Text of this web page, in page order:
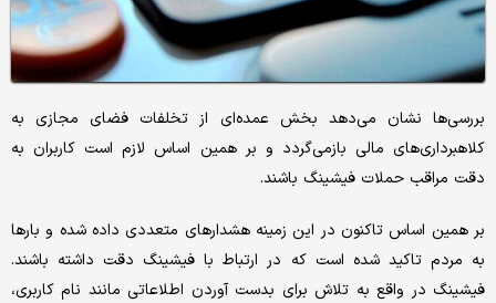
بررسی‌ها نشان می‌دهد بخش عمده‌ای از تخلفات فضای مجازی به
کلاهبرداری‌های مالی بازمی‌گردد و بر همین اساس لازم است کاربران به
دقت مراقب حملات فیشینگ باشند.
بر همین اساس تاکنون در این زمینه هشدارهای متعددی داده شده و بارها
به مردم تاکید شده است که در ارتباط با فیشینگ دقت داشته باشند.
فیشینگ در واقع به تلاش برای بدست آوردن اطلاعاتی مانند نام کاربری،